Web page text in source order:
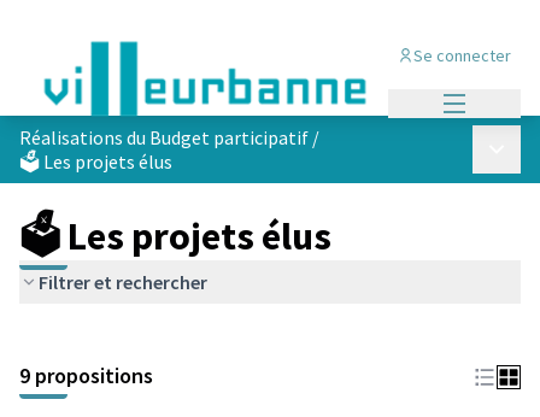
Se connecter
Réalisations du Budget participatif /
🗳️ Les projets élus
🗳️ Les projets élus
Filtrer et rechercher
+
−
9 propositions